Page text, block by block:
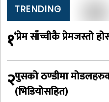
TRENDING
१‘प्रेम साँच्चीकै प्रेमजस्तो
२पुसको ठण्डीमा
(भिडियोसहित)